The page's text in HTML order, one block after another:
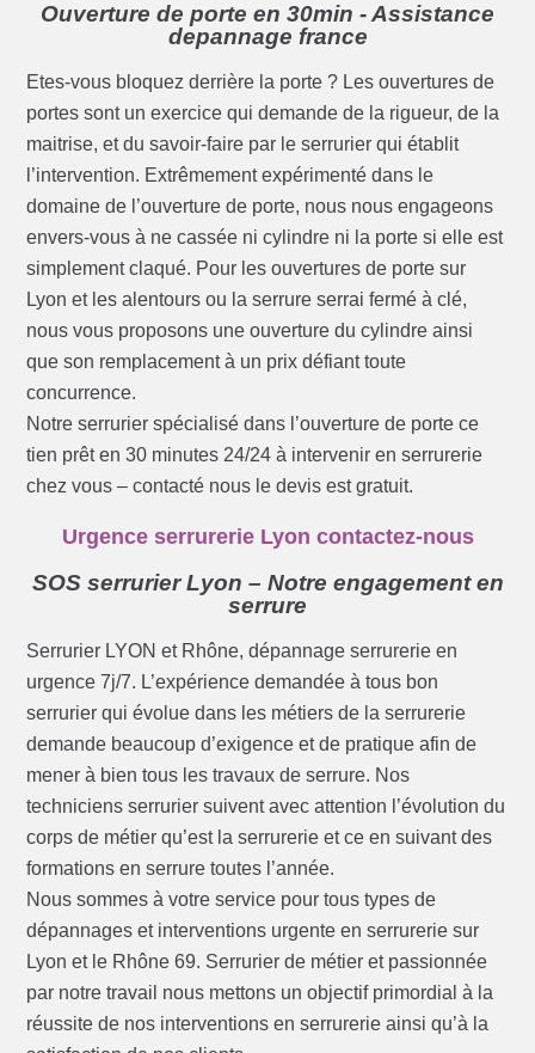
Ouverture de porte en 30min - Assistance
depannage france
Etes-vous bloquez derrière la porte ? Les ouvertures de
portes sont un exercice qui demande de la rigueur, de la
maitrise, et du savoir-faire par le serrurier qui établit
l’intervention. Extrêmement expérimenté dans le
domaine de l’ouverture de porte, nous nous engageons
envers-vous à ne cassée ni cylindre ni la porte si elle est
simplement claqué. Pour les ouvertures de porte sur
Lyon et les alentours ou la serrure serrai fermé à clé,
nous vous proposons une ouverture du cylindre ainsi
que son remplacement à un prix défiant toute
concurrence.
Notre serrurier spécialisé dans l’ouverture de porte ce
tien prêt en 30 minutes 24/24 à intervenir en serrurerie
chez vous – contacté nous le devis est gratuit.
Urgence serrurerie Lyon contactez-nous
SOS serrurier Lyon – Notre engagement en
serrure
Serrurier LYON et Rhône, dépannage serrurerie en
urgence 7j/7. L’expérience demandée à tous bon
serrurier qui évolue dans les métiers de la serrurerie
demande beaucoup d’exigence et de pratique afin de
mener à bien tous les travaux de serrure. Nos
techniciens serrurier suivent avec attention l’évolution du
corps de métier qu’est la serrurerie et ce en suivant des
formations en serrure toutes l’année.
Nous sommes à votre service pour tous types de
dépannages et interventions urgente en serrurerie sur
Lyon et le Rhône 69. Serrurier de métier et passionnée
par notre travail nous mettons un objectif primordial à la
réussite de nos interventions en serrurerie ainsi qu’à la